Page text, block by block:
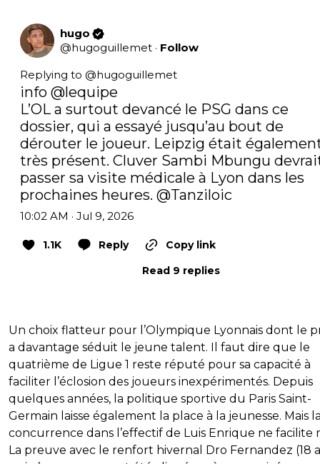
hugo
@hugoguillemet · Follow
Replying to @hugoguillemet
info @lequipe
L’OL a surtout devancé le PSG dans ce
dossier, qui a essayé jusqu’au bout de
dérouter le joueur. Leipzig était
très présent. Cluver Sambi Mbungu
passer sa visite médicale à Lyon dans les
prochaines heures. @Tanziloic
10:02 AM · Jul 9, 2026
1.1K Reply
Copy link
Read 9 replies
Un choix flatteur pour l’Olympique Lyonnais dont le
a davantage séduit le jeune talent. Il faut dire que le
quatrième de Ligue 1 reste réputé pour sa capacité à
faciliter l’éclosion des joueurs inexpérimentés. Depuis
quelques années, la politique sportive du Paris Saint-
Germain laisse également la place à la jeunesse. Mais
concurrence dans l’effectif de Luis Enrique ne facilite
La preuve avec le renfort hivernal Dro Fernandez (18